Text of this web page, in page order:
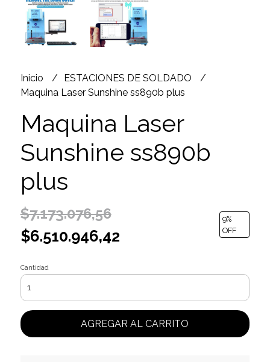
Inicio
ESTACIONES DE SOLDADO
Maquina Laser Sunshine ss890b plus
Maquina Laser
Sunshine ss890b
plus
$7.173.076,56
$6.510.946,42
9%
OFF
Cantidad
AGREGAR AL CARRITO